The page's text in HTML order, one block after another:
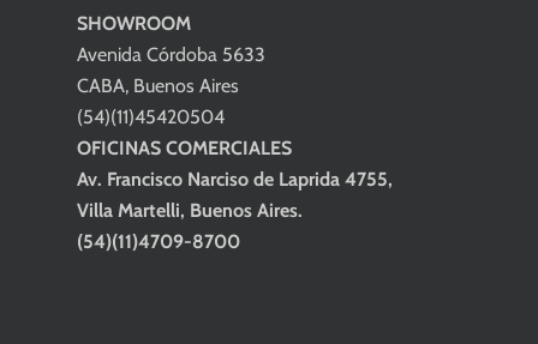
SHOWROOM
Avenida Córdoba 5633
CABA, Buenos Aires
(54)(11)45420504
OFICINAS COMERCIALES
Av. Francisco Narciso de Laprida 4755,
Villa Martelli, Buenos Aires.
(54)(11)4709-8700